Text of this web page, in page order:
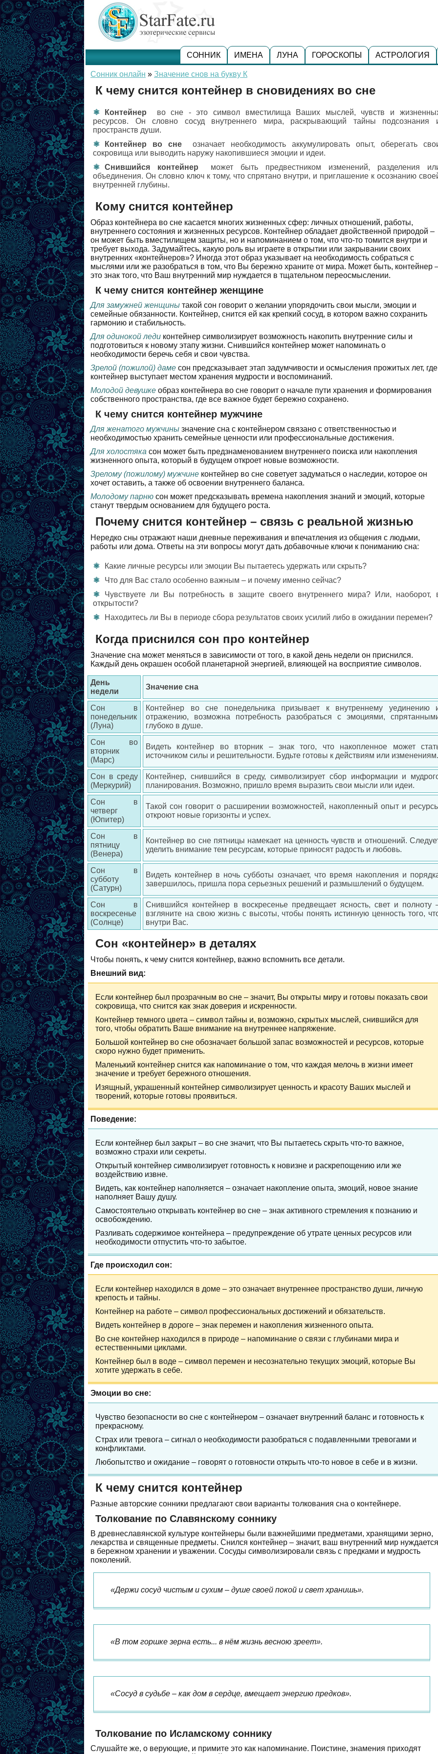
СОННИК ИМЕНА ЛУНА ГОРОСКОПЫ АСТРОЛОГИЯ
Сонник онлайн » Значение снов на букву К
К чему снится контейнер в сновидениях во сне
Контейнер
во сне - это символ вместилища Ваших мыслей, чувств и
ресурсов. Он словно сосуд внутреннего мира, раскрывающий тайны подсознания
пространств души.
Контейнер во сне
означает необходимость аккумулировать опыт, оберегать
сокровища или выводить наружу накопившиеся эмоции и идеи.
Снившийся контейнер
может быть предвестником изменений, разделения
объединения. Он словно ключ к тому, что спрятано внутри, и приглашение к осознанию
внутренней глубины.
Кому снится контейнер
Образ контейнера во сне касается многих жизненных сфер: личных отношений, работы,
внутреннего состояния и жизненных ресурсов. Контейнер обладает двойственной природой –
он может быть вместилищем защиты, но и напоминанием о том, что что-то томится внутри и
требует выхода. Задумайтесь, какую роль вы играете в открытии или закрывании своих
внутренних «контейнеров»? Иногда этот образ указывает на необходимость собраться с
мыслями или же разобраться в том, что Вы бережно храните от мира. Может быть, контейнер
это знак того, что Ваш внутренний мир нуждается в тщательном переосмыслении.
К чему снится контейнер женщине
Для замужней женщины такой сон говорит о желании упорядочить свои мысли, эмоции и
семейные обязанности. Контейнер, снится ей как крепкий сосуд, в котором важно сохранить
гармонию и стабильность.
Для одинокой леди контейнер символизирует возможность накопить внутренние силы и
подготовиться к новому этапу жизни. Снившийся контейнер может напоминать о
необходимости беречь себя и свои чувства.
Зрелой (пожилой) даме сон предсказывает этап задумчивости и осмысления прожитых лет, где
контейнер выступает местом хранения мудрости и воспоминаний.
Молодой девушке образ контейнера во сне говорит о начале пути хранения и формирования
собственного пространства, где все важное будет бережно сохранено.
К чему снится контейнер мужчине
Для женатого мужчины значение сна с контейнером связано с ответственностью и
необходимостью хранить семейные ценности или профессиональные достижения.
Для холостяка сон может быть предзнаменованием внутреннего поиска или накопления
жизненного опыта, который в будущем откроет новые возможности.
Зрелому (пожилому) мужчине контейнер во сне советует задуматься о наследии, которое он
хочет оставить, а также об освоении внутреннего баланса.
Молодому парню сон может предсказывать времена накопления знаний и эмоций, которые
станут твердым основанием для будущего роста.
Почему снится контейнер – связь с реальной жизнью
Нередко сны отражают наши дневные переживания и впечатления из общения с людьми,
работы или дома. Ответы на эти вопросы могут дать добавочные ключи к пониманию сна:
Какие личные ресурсы или эмоции Вы пытаетесь удержать или скрыть?
Что для Вас стало особенно важным – и почему именно сейчас?
Чувствуете ли Вы потребность в защите своего внутреннего мира? Или, наоборот,
открытости?
Находитесь ли Вы в периоде сбора результатов своих усилий либо в ожидании перемен?
Когда приснился сон про контейнер
Значение сна может меняться в зависимости от того, в какой день недели он приснился.
Каждый день окрашен особой планетарной энергией, влияющей на восприятие символов.
День
недели
Значение сна
Сон в
понедельник
(Луна)
Контейнер во сне понедельника призывает к внутреннему уединению
отражению, возможна потребность разобраться с эмоциями,
глубоко в душе.
Сон во
вторник
(Марс)
Видеть контейнер во вторник – знак того, что накопленное может
источником силы и решительности. Будьте готовы к действиям или изменениям.
Сон в среду
(Меркурий)
Контейнер, снившийся в среду, символизирует сбор информации и
планирования. Возможно, пришло время выразить свои мысли или идеи.
Сон в
четверг
(Юпитер)
Такой сон говорит о расширении возможностей, накопленный опыт и
откроют новые горизонты и успех.
Сон в
пятницу
(Венера)
Контейнер во сне пятницы намекает на ценность чувств и отношений.
уделить внимание тем ресурсам, которые приносят радость и любовь.
Сон в
субботу
(Сатурн)
Видеть контейнер в ночь субботы означает, что время накопления и
завершилось, пришла пора серьезных решений и размышлений о будущем.
Сон в
воскресенье
(Солнце)
Снившийся контейнер в воскресенье предвещает ясность, свет и полноту
взгляните на свою жизнь с высоты, чтобы понять истинную ценность того,
внутри Вас.
Сон «контейнер» в деталях
Чтобы понять, к чему снится контейнер, важно вспомнить все детали.
Внешний вид:
Если контейнер был прозрачным во сне – значит, Вы открыты миру и готовы показать свои
сокровища, что снится как знак доверия и искренности.
Контейнер темного цвета – символ тайны и, возможно, скрытых мыслей, снившийся для
того, чтобы обратить Ваше внимание на внутреннее напряжение.
Большой контейнер во сне обозначает большой запас возможностей и ресурсов, которые
скоро нужно будет применить.
Маленький контейнер снится как напоминание о том, что каждая мелочь в жизни имеет
значение и требует бережного отношения.
Изящный, украшенный контейнер символизирует ценность и красоту Ваших мыслей и
творений, которые готовы проявиться.
Поведение:
Если контейнер был закрыт – во сне значит, что Вы пытаетесь скрыть что-то важное,
возможно страхи или секреты.
Открытый контейнер символизирует готовность к новизне и раскрепощению или же
воздействию извне.
Видеть, как контейнер наполняется – означает накопление опыта, эмоций, новое знание
наполняет Вашу душу.
Самостоятельно открывать контейнер во сне – знак активного стремления к познанию и
освобождению.
Разливать содержимое контейнера – предупреждение об утрате ценных ресурсов или
необходимости отпустить что-то забытое.
Где происходил сон:
Если контейнер находился в доме – это означает внутреннее пространство души, личную
крепость и тайны.
Контейнер на работе – символ профессиональных достижений и обязательств.
Видеть контейнер в дороге – знак перемен и накопления жизненного опыта.
Во сне контейнер находился в природе – напоминание о связи с глубинами мира и
естественными циклами.
Контейнер был в воде – символ перемен и несознательно текущих эмоций, которые Вы
хотите удержать в себе.
Эмоции во сне:
Чувство безопасности во сне с контейнером – означает внутренний баланс и готовность к
прекрасному.
Страх или тревога – сигнал о необходимости разобраться с подавленными тревогами и
конфликтами.
Любопытство и ожидание – говорят о готовности открыть что-то новое в себе и в жизни.
К чему снится контейнер
Разные авторские сонники предлагают свои варианты толкования сна о контейнере.
Толкование по Славянскому соннику
В древнеславянской культуре контейнеры были важнейшими предметами, хранящими зерно,
лекарства и священные предметы. Снился контейнер – значит, ваш внутренний мир нуждается
в бережном хранении и уважении. Сосуды символизировали связь с предками и мудрость
поколений.
«Держи сосуд чистым и сухим – душе своей покой и свет хранишь».
«В том горшке зерна есть... в нём жизнь весною зреет».
«Сосуд в судьбе – как дом в сердце, вмещает энергию предков».
Толкование по Исламскому соннику
Слушайте же, о верующие, и примите это как напоминание. Поистине, знамения приходят